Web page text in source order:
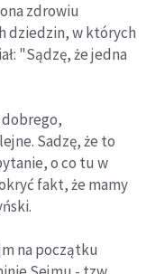
zdrowiu
dziedzin, w których
"Sądzę, że jedna
dobrego,
Sadzę, że to
o co tu w
fakt, że mamy
na początku